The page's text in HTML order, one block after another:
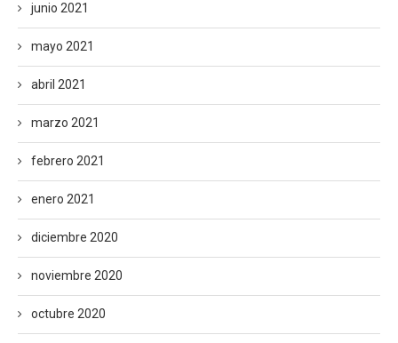
junio 2021
mayo 2021
abril 2021
marzo 2021
febrero 2021
enero 2021
diciembre 2020
noviembre 2020
octubre 2020